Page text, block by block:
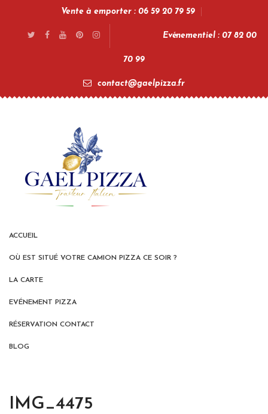
Vente à emporter : 06 59 20 79 59
Evénementiel : 07 82 00
70 99
contact@gaelpizza.fr
ACCUEIL
OÙ EST SITUÉ VOTRE CAMION PIZZA CE SOIR ?
LA CARTE
EVÉNEMENT PIZZA
RÉSERVATION CONTACT
BLOG
IMG_4475